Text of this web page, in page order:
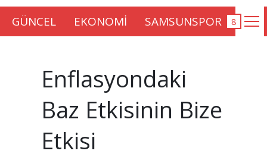
GÜNCEL EKONOMİ SAMSUNSPOR
Enflasyondaki
Baz Etkisinin Bize
Etkisi